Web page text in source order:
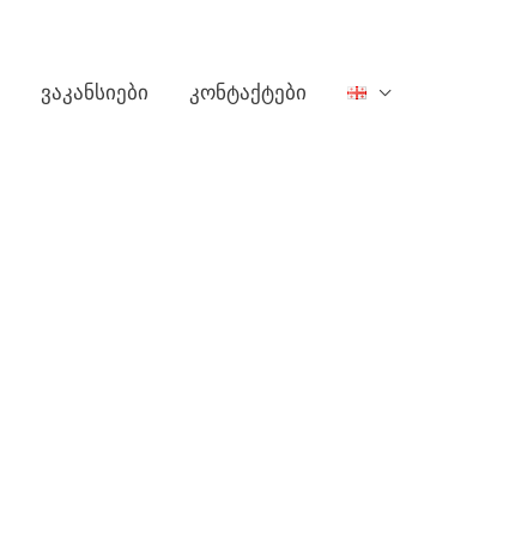
ვაკანსიები კონტაქტები